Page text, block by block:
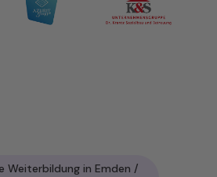
Weiterbildung in Emden /